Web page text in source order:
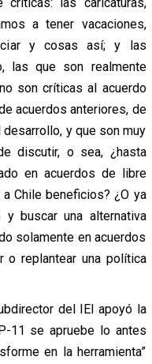
a tener vacaciones,
y cosas así; y las
las que son realmente
son críticas al acuerdo
acuerdos anteriores, de
y que son muy
discutir, o sea, ¿hasta
en acuerdos de libre
Chile beneficios? ¿O ya
buscar una alternativa
solamente en acuerdos
o replantear una política
del IEI apoyó la
11 se apruebe lo antes
en la herramienta”